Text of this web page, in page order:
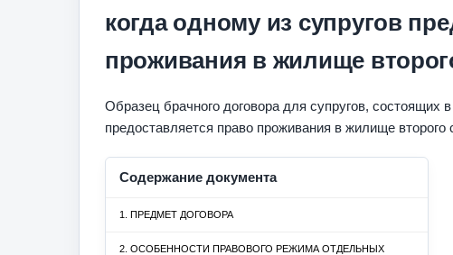
когда одному из супругов
проживания в жилище
Образец брачного договора для супругов, состоящих
предоставляется право проживания в жилище второго
Содержание документа
1. ПРЕДМЕТ ДОГОВОРА
2. ОСОБЕННОСТИ ПРАВОВОГО РЕЖИМА ОТДЕЛЬНЫХ